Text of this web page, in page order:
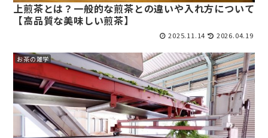
上煎茶とは？一般的な煎茶との違いや入れ方について
【高品質な美味しい煎茶】
2025.11.14 2026.04.19
お茶の雑学